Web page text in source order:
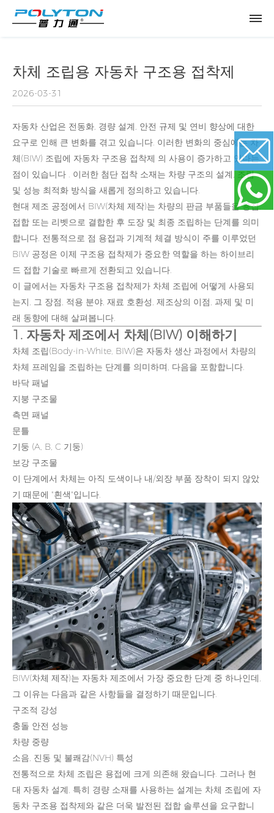
차체 조립용 자동차 구조용 접착제
2026-03-31
자동차 산업은 전동화, 경량 설계, 안전 규제 및 연비 향상에 대한
요구로 인해 큰 변화를 겪고 있습니다. 이러한 변화의 중심에는 차
체(BIW) 조립에 자동차 구조용 접착제 의 사용이 증가하고 있다는
점이 있습니다 . 이러한 첨단 접착 소재는 차량 구조의 설계, 조립
및 성능 최적화 방식을 새롭게 정의하고 있습니다.
현대 제조 공정에서 BIW(차체 제작)는 차량의 판금 부품들을 용접,
접합 또는 리벳으로 결합한 후 도장 및 최종 조립하는 단계를 의미
합니다. 전통적으로 점 용접과 기계적 체결 방식이 주를 이루었던
BIW 공정은 이제 구조용 접착제가 중요한 역할을 하는 하이브리
드 접합 기술로 빠르게 전환되고 있습니다.
이 글에서는 자동차 구조용 접착제가 차체 조립에 어떻게 사용되
는지, 그 장점, 적용 분야, 재료 호환성, 제조상의 이점, 과제 및 미
래 동향에 대해 살펴봅니다.
1. 자동차 제조에서 차체(BIW) 이해하기
차체 조립(Body-in-White, BIW)은 자동차 생산 과정에서 차량의
차체 프레임을 조립하는 단계를 의미하며, 다음을 포함합니다.
바닥 패널
지붕 구조물
측면 패널
문틀
기둥 (A, B, C 기둥)
보강 구조물
이 단계에서 차체는 아직 도색이나 내/외장 부품 장착이 되지 않았
기 때문에 "흰색"입니다.
BIW(차체 제작)는 자동차 제조에서 가장 중요한 단계 중 하나인데,
그 이유는 다음과 같은 사항들을 결정하기 때문입니다.
구조적 강성
충돌 안전 성능
차량 중량
소음, 진동 및 불쾌감(NVH) 특성
전통적으로 차체 조립은 용접에 크게 의존해 왔습니다. 그러나 현
대 자동차 설계, 특히 경량 소재를 사용하는 설계는 차체 조립에 자
동차 구조용 접착제와 같은 더욱 발전된 접합 솔루션을 요구합니
Email
WhatsApp